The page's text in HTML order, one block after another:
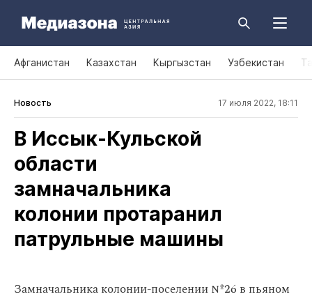
Афганистан Казахстан Кыргызстан Узбекистан
Новость 17 июля 2022, 18:11
В Иссык‑Кульской
области
замначальника
колонии протаранил
патрульные машины
Замначальника колонии-поселении №26 в пьяном